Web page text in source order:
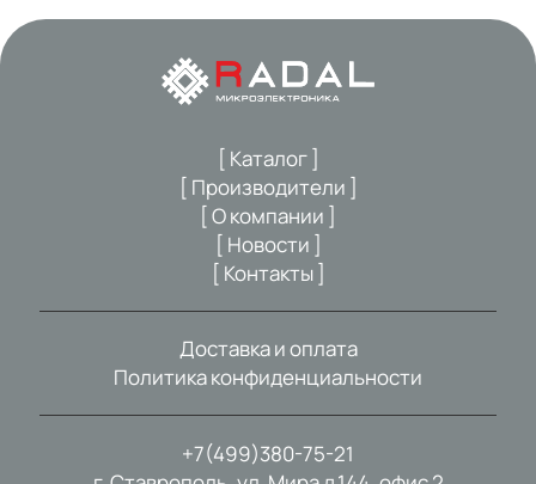
+7(499)380-75-21
[ Каталог ]
[ Производители ]
[ О компании ]
[ Новости ]
[ Контакты ]
Доставка и оплата
Политика конфиденциальности